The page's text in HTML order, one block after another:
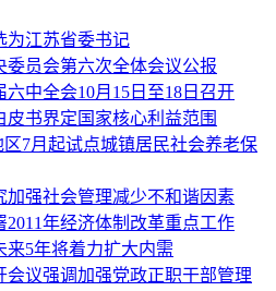
为江苏省委书记
委员会第六次全体会议公报
六中全会10月15日至18日召开
皮书界定国家核心利益范围
区7月起试点城镇居民社会养老保
加强社会管理减少不和谐因素
2011年经济体制改革重点工作
来5年将着力扩大内需
会议强调加强党政正职干部管理